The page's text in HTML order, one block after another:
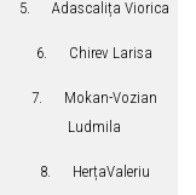
5. Adascalița Viorica
6. Chirev Larisa
7. Mokan-Vozian
Ludmila
8. HerțaValeriu